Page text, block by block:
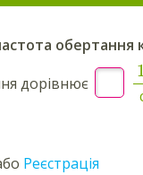
обертання
дорівнює
Реєстрація